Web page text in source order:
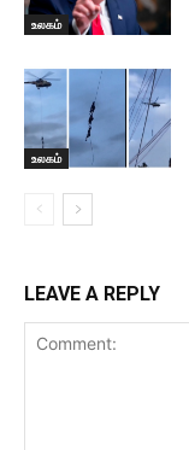
உலகம்
உலகம்
LEAVE A REPLY